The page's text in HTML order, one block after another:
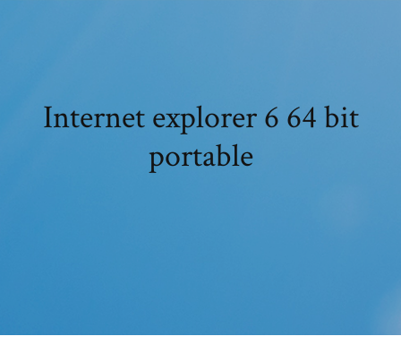
Internet explorer 6 64 bit
portable